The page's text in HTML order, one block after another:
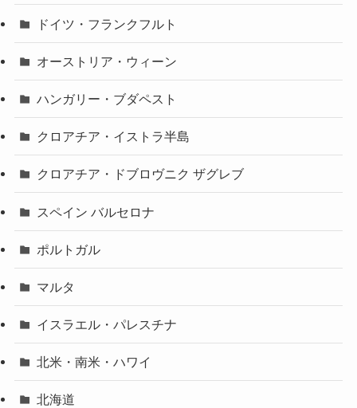
ドイツ・フランクフルト
オーストリア・ウィーン
ハンガリー・ブダペスト
クロアチア・イストラ半島
クロアチア・ドブロヴニク ザグレブ
スペイン バルセロナ
ポルトガル
マルタ
イスラエル・パレスチナ
北米・南米・ハワイ
北海道